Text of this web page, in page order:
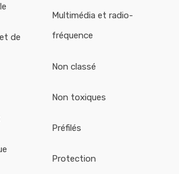
de
Multimédia et radio-
fréquence
Non classé
Non toxiques
Préfilés
Protection